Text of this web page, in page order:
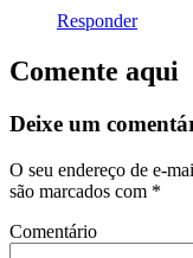
Responder
Comente aqui
Deixe um
O seu endereço de e-
são marcados com *
Comentário